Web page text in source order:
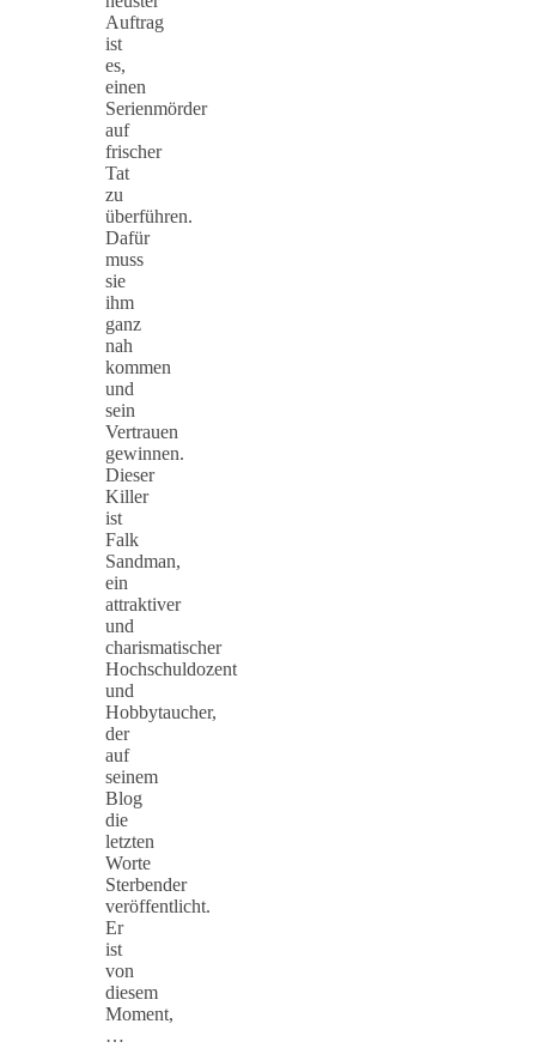
Auftrag
ist
es,
einen
Serienmörder
auf
frischer
Tat
zu
überführen.
Dafür
muss
sie
ihm
ganz
nah
kommen
und
sein
Vertrauen
gewinnen.
Dieser
Killer
ist
Falk
Sandman,
ein
attraktiver
und
charismatischer
Hochschuldozent
und
Hobbytaucher,
der
auf
seinem
Blog
die
letzten
Worte
Sterbender
veröffentlicht.
Er
ist
von
diesem
Moment,
…